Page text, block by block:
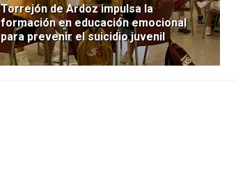
Torrejón de Ardoz impulsa la
formación en educación emocional
para prevenir el suicidio juvenil